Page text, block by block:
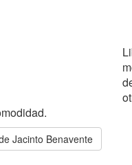
Jacinto Benavente